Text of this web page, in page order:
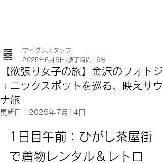
【欲張り女子の旅】金沢のフォトジ
ェニックスポットを巡る、映えサウ
ナ旅
マイグレスタッフ
2025年6月6日 読了時間: 6分
更新日： 2025年7月14日
1日目午前：ひがし茶屋街
で着物レンタル＆レトロ